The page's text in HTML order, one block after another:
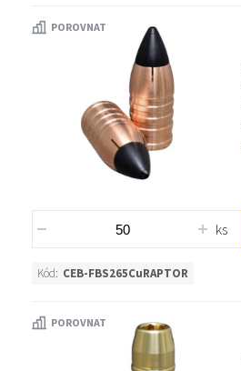
POROVNAT
ks
Kód: CEB-FBS265CuRAPTOR
POROVNAT